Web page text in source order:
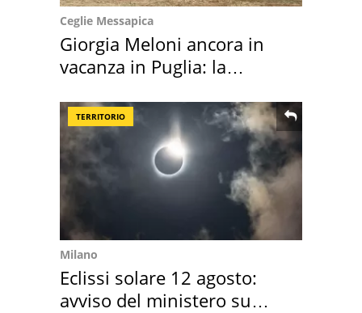
Ceglie Messapica
Giorgia Meloni ancora in
vacanza in Puglia: la
TERRITORIO
Milano
Eclissi solare 12 agosto:
avviso del ministero su